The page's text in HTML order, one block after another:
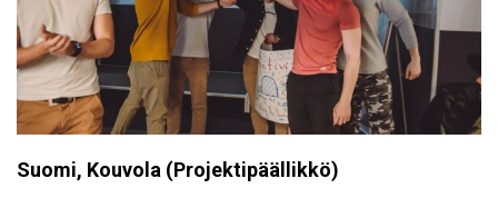
Suomi, Kouvola (Projektipäällikkö)